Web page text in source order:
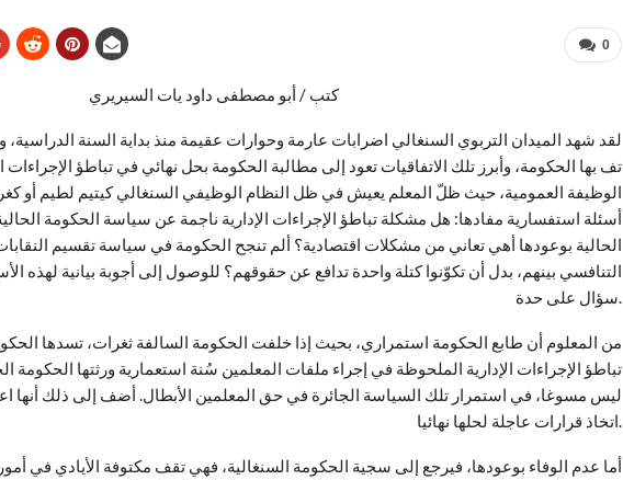
0
كتب / أبو مصطفى داود يات السيريري
لقد شهد الميدان التربوي السنغالي اضرابات عارمة وحوارات عقيمة منذ بداية السنة الدراسية،
تف بها الحكومة، وأبرز تلك الاتفاقيات تعود إلى مطالبة الحكومة بحل نهائي في تباطؤ الإجراءات
الوظيفة العمومية، حيث ظلّ المعلم يعيش في ظل النظام الوظيفي السنغالي كيتيم لطيم أو
أسئلة استفسارية مفادها: هل مشكلة تباطؤ الإجراءات الإدارية ناجمة عن سياسة الحكومة
الحالية بوعودها أهي تعاني من مشكلات اقتصادية؟ ألم تنجح الحكومة في سياسة تقسيم
التنافسي بينهم، بدل أن تكوّنوا كتلة واحدة تدافع عن حقوقهم؟ للوصول إلى أجوبة بيانية لهذه
سؤال على حدة.
من المعلوم أن طابع الحكومة استمراري، بحيث إذا خلفت الحكومة السالفة ثغرات، تسدها
تباطؤ الإجراءات الإدارية الملحوظة في إجراء ملفات المعلمين سُنة استعمارية ورثتها الحكومة
ليس مسوغا، في استمرار تلك السياسة الجائرة في حق المعلمين الأبطال. أضف إلى ذلك أنها
اتخاذ قرارات عاجلة لحلها نهائيا.
أما عدم الوفاء بوعودها، فيرجع إلى سجية الحكومة السنغالية، فهي تقف مكتوفة الأيادي في